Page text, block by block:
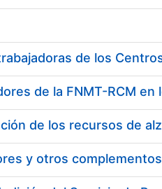
y otros complementos